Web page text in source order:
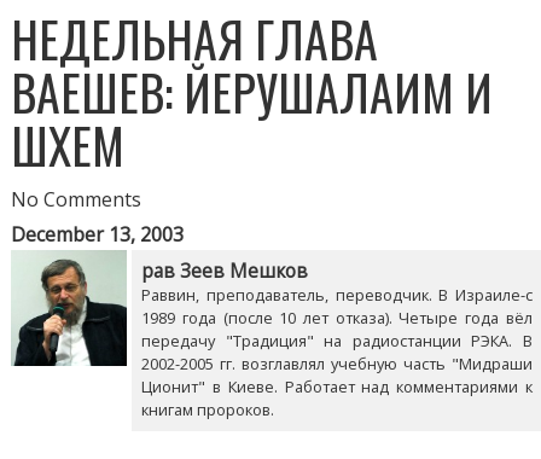
НЕДЕЛЬНАЯ ГЛАВА
ВАЕШЕВ: ЙЕРУШАЛАИМ И
ШХЕМ
No Comments
December 13, 2003
рав Зеев Мешков
Раввин, преподаватель, переводчик. В Израиле-с
1989 года (после 10 лет отказа). Четыре года вёл
передачу "Традиция" на радиостанции РЭКА. В
2002-2005 гг. возглавлял учебную часть "Мидраши
Ционит" в Киеве. Работает над комментариями к
книгам пророков.